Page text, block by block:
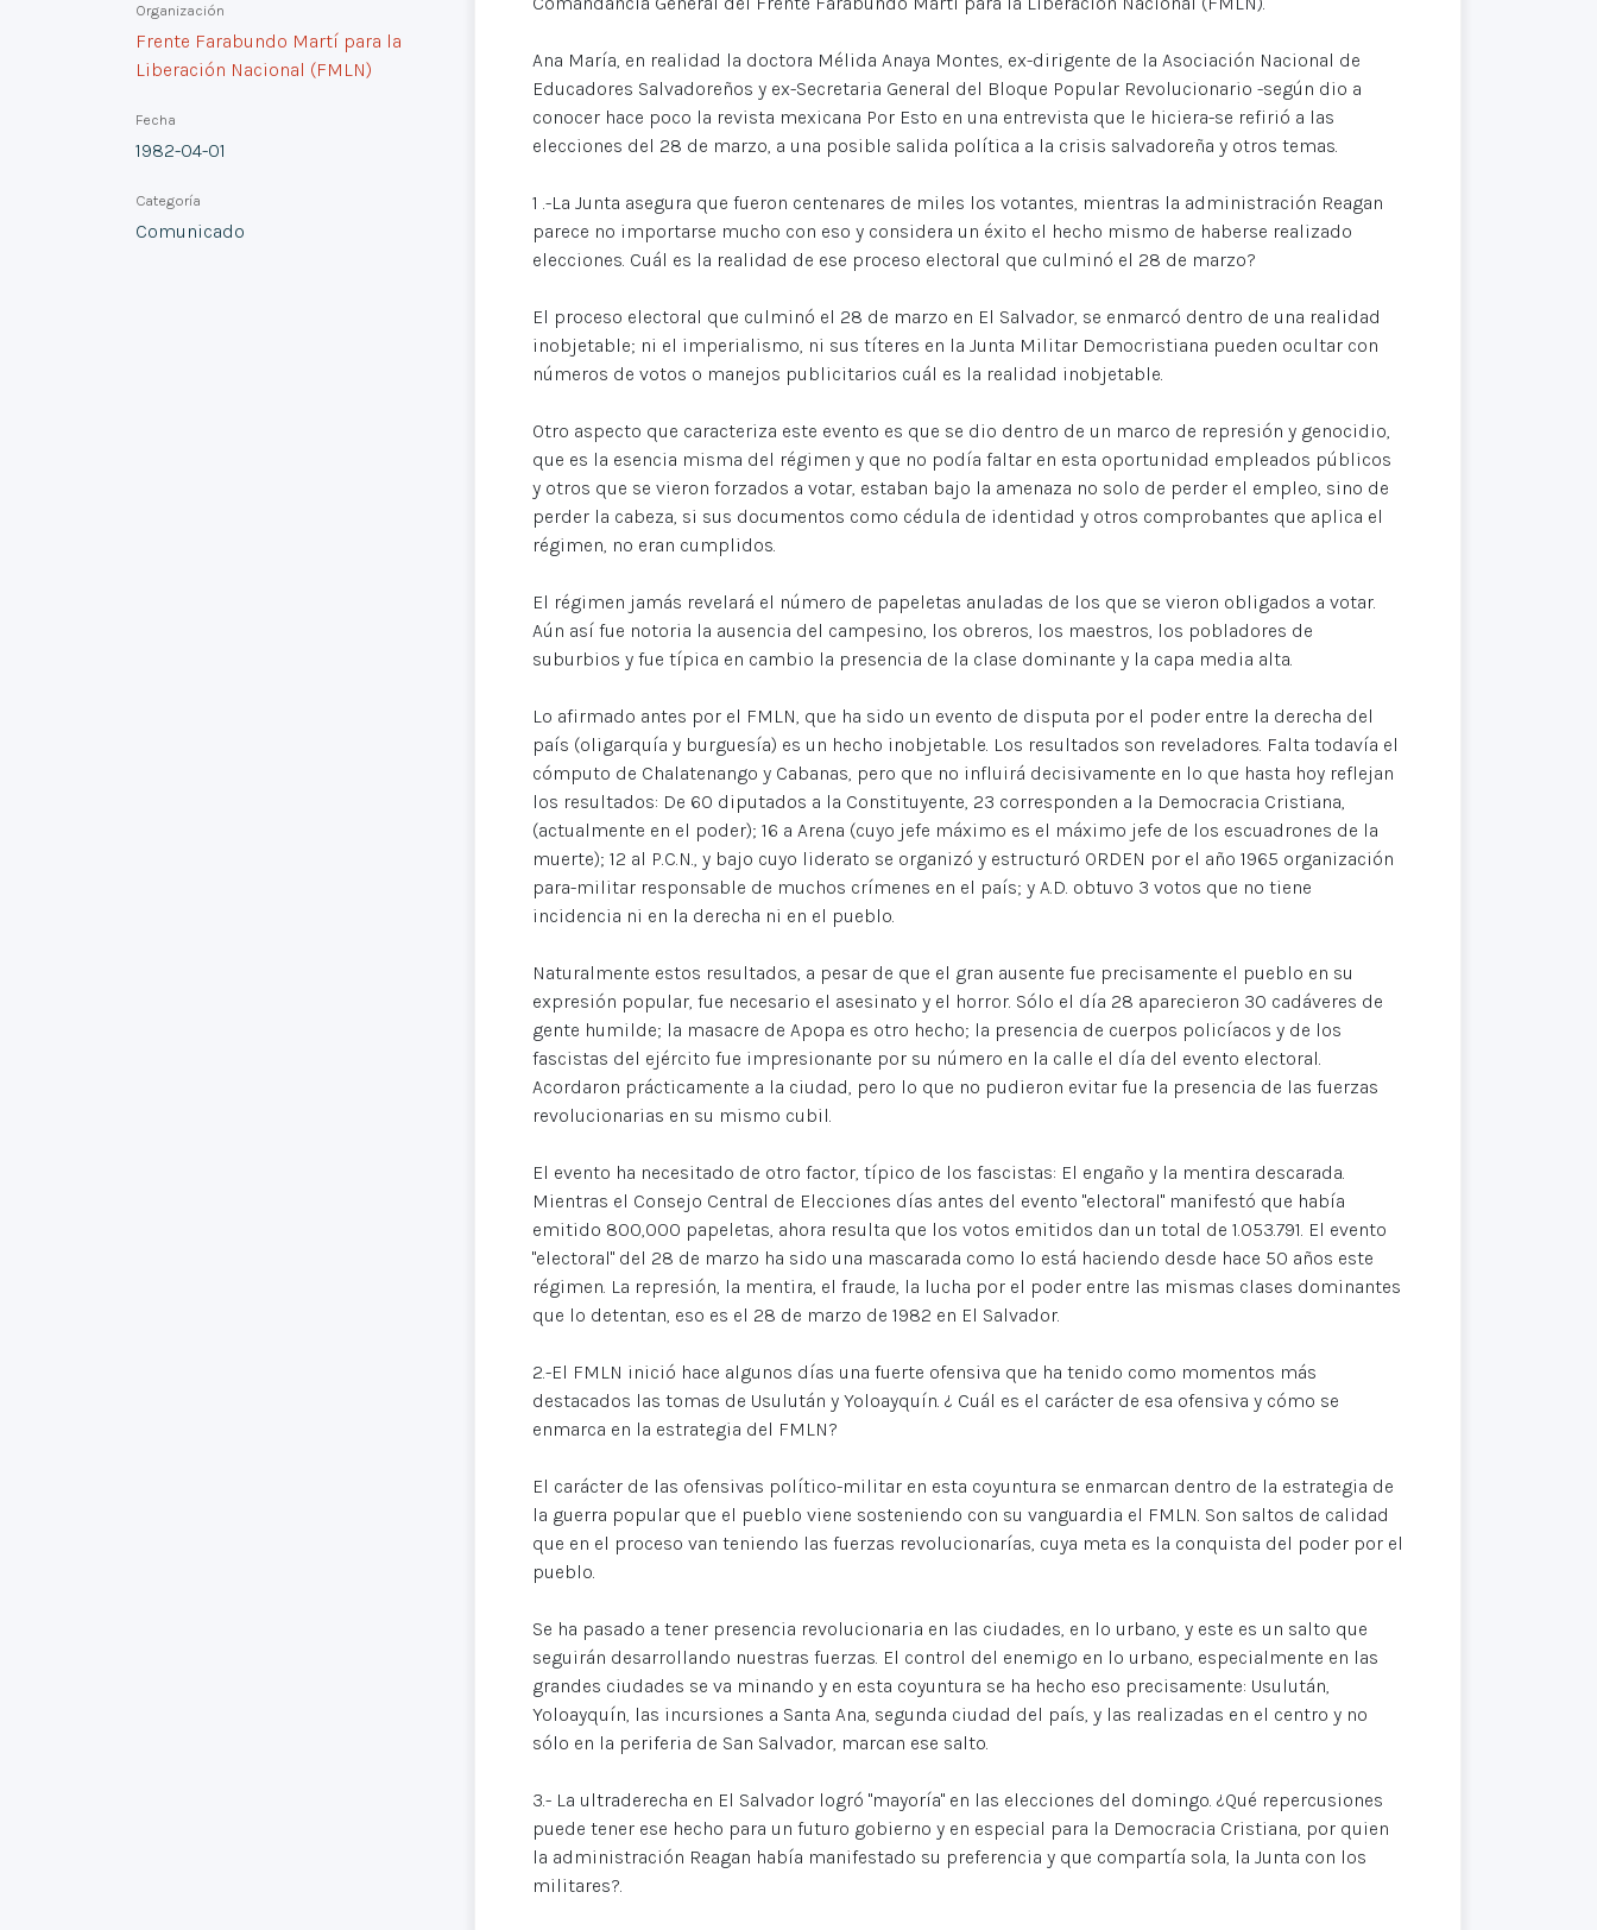
Organización
Frente Farabundo Martí para la
Liberación Nacional (FMLN)
Fecha
1982-04-01
Categoría
Comunicado
Ana María, en realidad la doctora Mélida Anaya Montes, ex-dirigente de la Asociación Nacional de
Educadores Salvadoreños y ex-Secretaria General del Bloque Popular Revolucionario -según dio a
conocer hace poco la revista mexicana Por Esto en una entrevista que le hiciera-se refirió a las
elecciones del 28 de marzo, a una posible salida política a la crisis salvadoreña y otros temas.
1 .-La Junta asegura que fueron centenares de miles los votantes, mientras la administración Reagan
parece no importarse mucho con eso y considera un éxito el hecho mismo de haberse realizado
elecciones. Cuál es la realidad de ese proceso electoral que culminó el 28 de marzo?
El proceso electoral que culminó el 28 de marzo en El Salvador, se enmarcó dentro de una realidad
inobjetable; ni el imperialismo, ni sus títeres en la Junta Militar Democristiana pueden ocultar con
números de votos o manejos publicitarios cuál es la realidad inobjetable.
Otro aspecto que caracteriza este evento es que se dio dentro de un marco de represión y genocidio,
que es la esencia misma del régimen y que no podía faltar en esta oportunidad empleados públicos
y otros que se vieron forzados a votar, estaban bajo la amenaza no solo de perder el empleo, sino de
perder la cabeza, si sus documentos como cédula de identidad y otros comprobantes que aplica el
régimen, no eran cumplidos.
El régimen jamás revelará el número de papeletas anuladas de los que se vieron obligados a votar.
Aún así fue notoria la ausencia del campesino, los obreros, los maestros, los pobladores de
suburbios y fue típica en cambio la presencia de la clase dominante y la capa media alta.
Lo afirmado antes por el FMLN, que ha sido un evento de disputa por el poder entre la derecha del
país (oligarquía y burguesía) es un hecho inobjetable. Los resultados son reveladores. Falta todavía el
cómputo de Chalatenango y Cabanas, pero que no influirá decisivamente en lo que hasta hoy reflejan
los resultados: De 60 diputados a la Constituyente, 23 corresponden a la Democracia Cristiana,
(actualmente en el poder); 16 a Arena (cuyo jefe máximo es el máximo jefe de los escuadrones de la
muerte); 12 al P.C.N., y bajo cuyo liderato se organizó y estructuró ORDEN por el año 1965 organización
para-militar responsable de muchos crímenes en el país; y A.D. obtuvo 3 votos que no tiene
incidencia ni en la derecha ni en el pueblo.
Naturalmente estos resultados, a pesar de que el gran ausente fue precisamente el pueblo en su
expresión popular, fue necesario el asesinato y el horror. Sólo el día 28 aparecieron 30 cadáveres de
gente humilde; la masacre de Apopa es otro hecho; la presencia de cuerpos policíacos y de los
fascistas del ejército fue impresionante por su número en la calle el día del evento electoral.
Acordaron prácticamente a la ciudad, pero lo que no pudieron evitar fue la presencia de las fuerzas
revolucionarias en su mismo cubil.
El evento ha necesitado de otro factor, típico de los fascistas: El engaño y la mentira descarada.
Mientras el Consejo Central de Elecciones días antes del evento "electoral" manifestó que había
emitido 800,000 papeletas, ahora resulta que los votos emitidos dan un total de 1.053.791. El evento
"electoral" del 28 de marzo ha sido una mascarada como lo está haciendo desde hace 50 años este
régimen. La represión, la mentira, el fraude, la lucha por el poder entre las mismas clases dominantes
que lo detentan, eso es el 28 de marzo de 1982 en El Salvador.
2.-El FMLN inició hace algunos días una fuerte ofensiva que ha tenido como momentos más
destacados las tomas de Usulután y Yoloayquín. ¿ Cuál es el carácter de esa ofensiva y cómo se
enmarca en la estrategia del FMLN?
El carácter de las ofensivas político-militar en esta coyuntura se enmarcan dentro de la estrategia de
la guerra popular que el pueblo viene sosteniendo con su vanguardia el FMLN. Son saltos de calidad
que en el proceso van teniendo las fuerzas revolucionarías, cuya meta es la conquista del poder por el
pueblo.
Se ha pasado a tener presencia revolucionaria en las ciudades, en lo urbano, y este es un salto que
seguirán desarrollando nuestras fuerzas. El control del enemigo en lo urbano, especialmente en las
grandes ciudades se va minando y en esta coyuntura se ha hecho eso precisamente: Usulután,
Yoloayquín, las incursiones a Santa Ana, segunda ciudad del país, y las realizadas en el centro y no
sólo en la periferia de San Salvador, marcan ese salto.
3.- La ultraderecha en El Salvador logró "mayoría" en las elecciones del domingo. ¿Qué repercusiones
puede tener ese hecho para un futuro gobierno y en especial para la Democracia Cristiana, por quien
la administración Reagan había manifestado su preferencia y que compartía sola, la Junta con los
militares?.